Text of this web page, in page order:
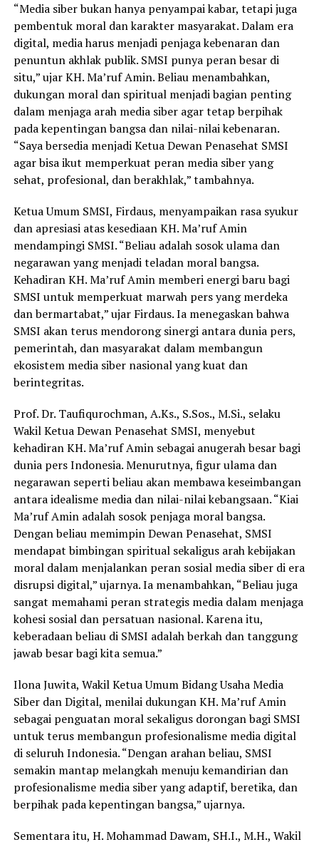
“Media siber bukan hanya penyampai kabar, tetapi juga
pembentuk moral dan karakter masyarakat. Dalam era
digital, media harus menjadi penjaga kebenaran dan
penuntun akhlak publik. SMSI punya peran besar di
situ,” ujar KH. Ma’ruf Amin. Beliau menambahkan,
dukungan moral dan spiritual menjadi bagian penting
dalam menjaga arah media siber agar tetap berpihak
pada kepentingan bangsa dan nilai-nilai kebenaran.
“Saya bersedia menjadi Ketua Dewan Penasehat SMSI
agar bisa ikut memperkuat peran media siber yang
sehat, profesional, dan berakhlak,” tambahnya.
Ketua Umum SMSI, Firdaus, menyampaikan rasa syukur
dan apresiasi atas kesediaan KH. Ma’ruf Amin
mendampingi SMSI. “Beliau adalah sosok ulama dan
negarawan yang menjadi teladan moral bangsa.
Kehadiran KH. Ma’ruf Amin memberi energi baru bagi
SMSI untuk memperkuat marwah pers yang merdeka
dan bermartabat,” ujar Firdaus. Ia menegaskan bahwa
SMSI akan terus mendorong sinergi antara dunia pers,
pemerintah, dan masyarakat dalam membangun
ekosistem media siber nasional yang kuat dan
berintegritas.
Prof. Dr. Taufiqurochman, A.Ks., S.Sos., M.Si., selaku
Wakil Ketua Dewan Penasehat SMSI, menyebut
kehadiran KH. Ma’ruf Amin sebagai anugerah besar bagi
dunia pers Indonesia. Menurutnya, figur ulama dan
negarawan seperti beliau akan membawa keseimbangan
antara idealisme media dan nilai-nilai kebangsaan. “Kiai
Ma’ruf Amin adalah sosok penjaga moral bangsa.
Dengan beliau memimpin Dewan Penasehat, SMSI
mendapat bimbingan spiritual sekaligus arah kebijakan
moral dalam menjalankan peran sosial media siber di era
disrupsi digital,” ujarnya. Ia menambahkan, “Beliau juga
sangat memahami peran strategis media dalam menjaga
kohesi sosial dan persatuan nasional. Karena itu,
keberadaan beliau di SMSI adalah berkah dan tanggung
jawab besar bagi kita semua.”
Ilona Juwita, Wakil Ketua Umum Bidang Usaha Media
Siber dan Digital, menilai dukungan KH. Ma’ruf Amin
sebagai penguatan moral sekaligus dorongan bagi SMSI
untuk terus membangun profesionalisme media digital
di seluruh Indonesia. “Dengan arahan beliau, SMSI
semakin mantap melangkah menuju kemandirian dan
profesionalisme media siber yang adaptif, beretika, dan
berpihak pada kepentingan bangsa,” ujarnya.
Sementara itu, H. Mohammad Dawam, SH.I., M.H., Wakil